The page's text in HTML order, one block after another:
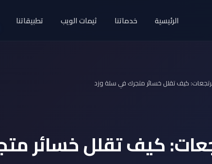
الرئيسية خدماتنا ثيمات الويب تطبيقاتنا
كيف تقلل خسائر متجرك في سلة وزد
كيف تقلل خسائر